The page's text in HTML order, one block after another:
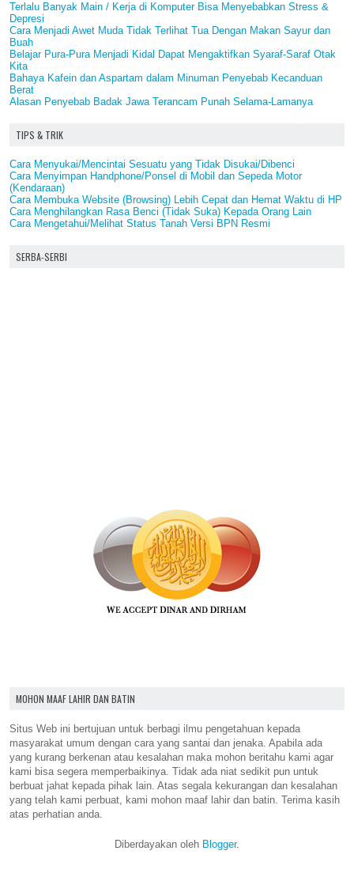
Terlalu Banyak Main / Kerja di Komputer Bisa Menyebabkan Stress &
Depresi
Cara Menjadi Awet Muda Tidak Terlihat Tua Dengan Makan Sayur dan
Buah
Belajar Pura-Pura Menjadi Kidal Dapat Mengaktifkan Syaraf-Saraf Otak
Kita
Bahaya Kafein dan Aspartam dalam Minuman Penyebab Kecanduan
Berat
Alasan Penyebab Badak Jawa Terancam Punah Selama-Lamanya
TIPS & TRIK
Cara Menyukai/Mencintai Sesuatu yang Tidak Disukai/Dibenci
Cara Menyimpan Handphone/Ponsel di Mobil dan Sepeda Motor
(Kendaraan)
Cara Membuka Website (Browsing) Lebih Cepat dan Hemat Waktu di HP
Cara Menghilangkan Rasa Benci (Tidak Suka) Kepada Orang Lain
Cara Mengetahui/Melihat Status Tanah Versi BPN Resmi
SERBA-SERBI
MOHON MAAF LAHIR DAN BATIN
Situs Web ini bertujuan untuk berbagi ilmu pengetahuan kepada
masyarakat umum dengan cara yang santai dan jenaka. Apabila ada
yang kurang berkenan atau kesalahan maka mohon beritahu kami agar
kami bisa segera memperbaikinya. Tidak ada niat sedikit pun untuk
berbuat jahat kepada pihak lain. Atas segala kekurangan dan kesalahan
yang telah kami perbuat, kami mohon maaf lahir dan batin. Terima kasih
atas perhatian anda.
Diberdayakan oleh Blogger.